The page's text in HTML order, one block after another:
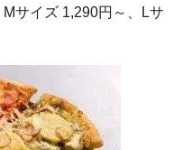
サイズ 1,290円～、Lサ